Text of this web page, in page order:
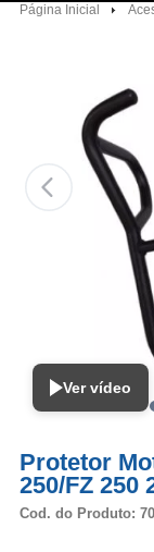
Página Inicial
Ver vídeo
Protetor
250/FZ 250
Cod. do Produto: